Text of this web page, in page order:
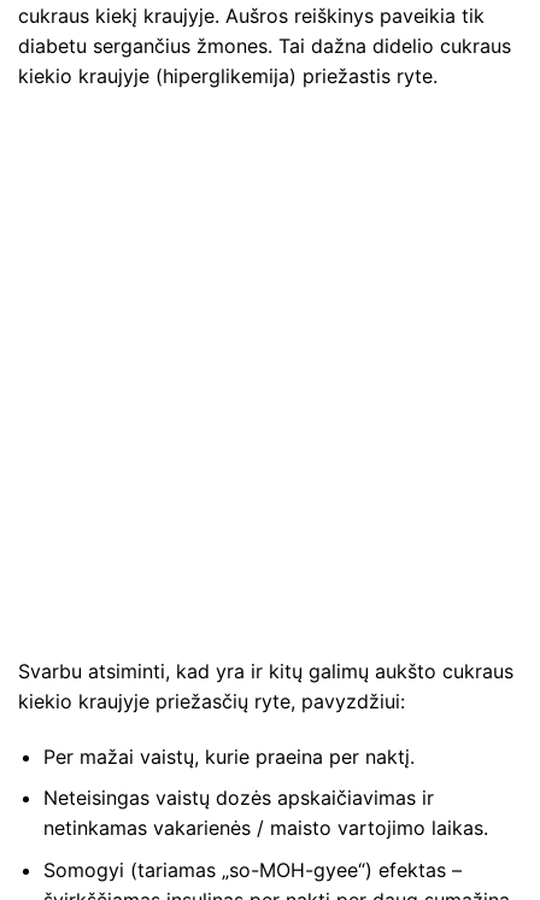
cukraus kiekį kraujyje. Aušros reiškinys paveikia tik
diabetu sergančius žmones. Tai dažna didelio cukraus
kiekio kraujyje (hiperglikemija) priežastis ryte.
Svarbu atsiminti, kad yra ir kitų galimų aukšto cukraus
kiekio kraujyje priežasčių ryte, pavyzdžiui:
Per mažai vaistų, kurie praeina per naktį.
Neteisingas vaistų dozės apskaičiavimas ir
netinkamas vakarienės / maisto vartojimo laikas.
Somogyi (tariamas „so-MOH-gyee“) efektas –